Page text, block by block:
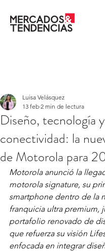
Diseño, tecnología y
conectividad: la
de Motorola para
Luisa Velásquez
13 feb 2 min de lectura
Motorola anunció la
motorola signature, su
smartphone dentro de la
franquicia ultra premium,
portafolio renovado de
que refuerza su visión
enfocada en integrar